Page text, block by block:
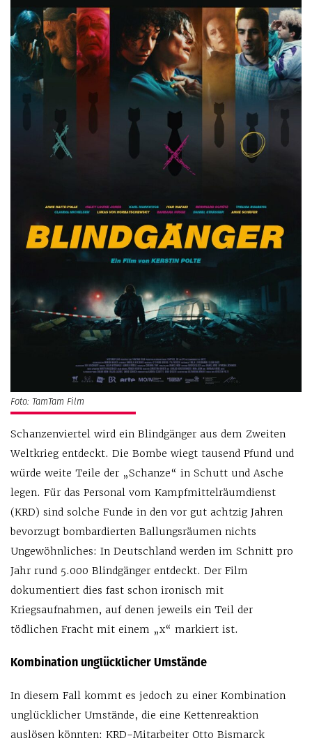
Foto: TamTam Film
Schanzenviertel wird ein Blindgänger aus dem Zweiten
Weltkrieg entdeckt. Die Bombe wiegt tausend Pfund und
würde weite Teile der „Schanze“ in Schutt und Asche
legen. Für das Personal vom Kampfmittelräumdienst
(KRD) sind solche Funde in den vor gut achtzig Jahren
bevorzugt bombardierten Ballungsräumen nichts
Ungewöhnliches: In Deutschland werden im Schnitt pro
Jahr rund 5.000 Blindgänger entdeckt. Der Film
dokumentiert dies fast schon ironisch mit
Kriegsaufnahmen, auf denen jeweils ein Teil der
tödlichen Fracht mit einem „x“ markiert ist.
Kombination unglücklicher Umstände
In diesem Fall kommt es jedoch zu einer Kombination
unglücklicher Umstände, die eine Kettenreaktion
auslösen könnten: KRD-Mitarbeiter Otto Bismarck